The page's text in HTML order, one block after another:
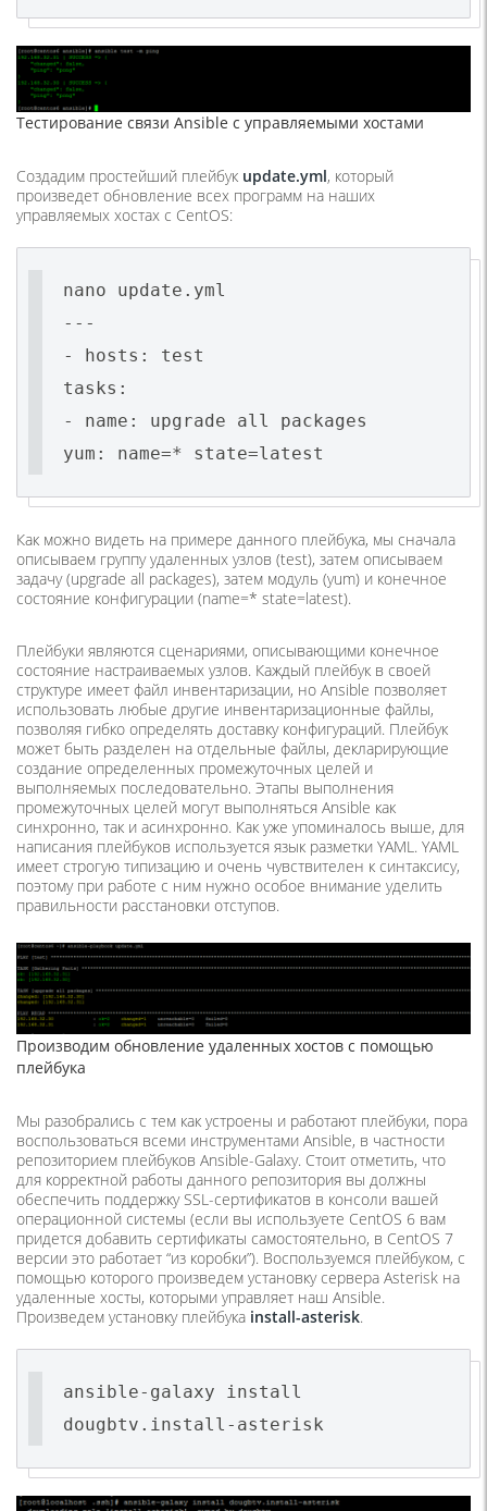
Тестирование связи Ansible с управляемыми хостами
Создадим простейший плейбук update.yml, который
произведет обновление всех программ на наших
управляемых хостах с CentOS:
nano update.yml
---
- hosts: test
tasks:
- name: upgrade all packages
yum: name=* state=latest
Как можно видеть на примере данного плейбука, мы сначала
описываем группу удаленных узлов (test), затем описываем
задачу (upgrade all packages), затем модуль (yum) и конечное
состояние конфигурации (name=* state=latest).
Плейбуки являются сценариями, описывающими конечное
состояние настраиваемых узлов. Каждый плейбук в своей
структуре имеет файл инвентаризации, но Ansible позволяет
использовать любые другие инвентаризационные файлы,
позволяя гибко определять доставку конфигураций. Плейбук
может быть разделен на отдельные файлы, декларирующие
создание определенных промежуточных целей и
выполняемых последовательно. Этапы выполнения
промежуточных целей могут выполняться Ansible как
синхронно, так и асинхронно. Как уже упоминалось выше, для
написания плейбуков используется язык разметки YAML. YAML
имеет строгую типизацию и очень чувствителен к синтаксису,
поэтому при работе с ним нужно особое внимание уделить
правильности расстановки отступов.
Производим обновление удаленных хостов с помощью
плейбука
Мы разобрались с тем как устроены и работают плейбуки, пора
воспользоваться всеми инструментами Ansible, в частности
репозиторием плейбуков Ansible-Galaxy. Стоит отметить, что
для корректной работы данного репозитория вы должны
обеспечить поддержку SSL-сертификатов в консоли вашей
операционной системы (если вы используете CentOS 6 вам
придется добавить сертификаты самостоятельно, в CentOS 7
версии это работает “из коробки”). Воспользуемся плейбуком, с
помощью которого произведем установку сервера Asterisk на
удаленные хосты, которыми управляет наш Ansible.
Произведем установку плейбука install-asterisk.
ansible-galaxy install
dougbtv.install-asterisk